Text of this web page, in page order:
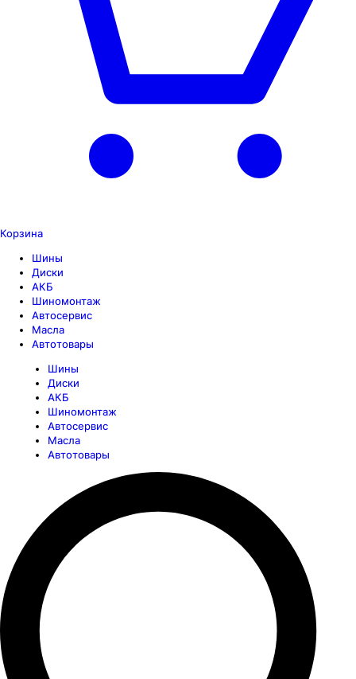
Корзина
Шины
Диски
АКБ
Шиномонтаж
Автосервис
Масла
Автотовары
Шины
Диски
АКБ
Шиномонтаж
Автосервис
Масла
Автотовары